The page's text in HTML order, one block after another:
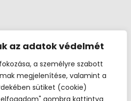
az adatok védelmét
a személyre szabott
megjelenítése, valamint a
sütiket (cookie)
elfogadom" gombra kattintva